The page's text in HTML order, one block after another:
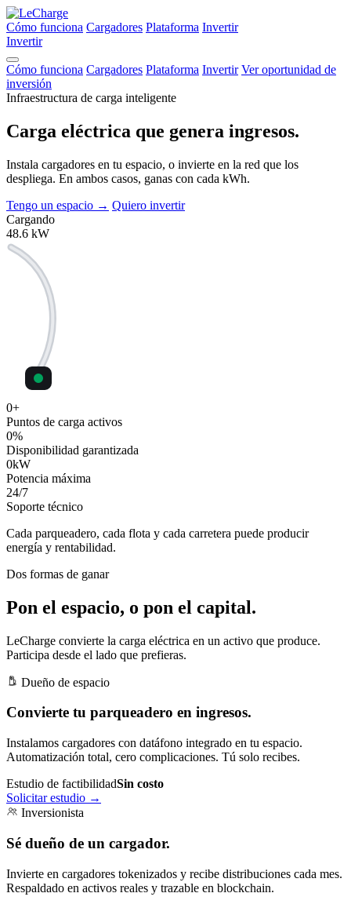
Cómo funciona Cargadores Plataforma Invertir
Invertir
Cómo funciona Cargadores Plataforma Invertir Ver oportunidad de
inversión
Infraestructura de carga inteligente
Carga eléctrica que genera ingresos.
Instala cargadores en tu espacio, o invierte en la red que los
despliega. En ambos casos, ganas con cada kWh.
Tengo un espacio → Quiero invertir
Cargando
48.6 kW
0+
Puntos de carga activos
0%
Disponibilidad garantizada
0kW
Potencia máxima
24/7
Soporte técnico
Cada parqueadero, cada flota y cada carretera puede producir
energía y rentabilidad.
Dos formas de ganar
Pon el espacio, o pon el capital.
LeCharge convierte la carga eléctrica en un activo que produce.
Participa desde el lado que prefieras.
Dueño de espacio
Convierte tu parqueadero en ingresos.
Instalamos cargadores con datáfono integrado en tu espacio.
Automatización total, cero complicaciones. Tú solo recibes.
Estudio de factibilidadSin costo
Solicitar estudio →
Inversionista
Sé dueño de un cargador.
Invierte en cargadores tokenizados y recibe distribuciones cada mes.
Respaldado en activos reales y trazable en blockchain.